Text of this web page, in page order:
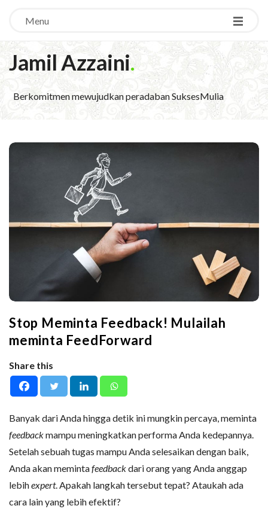
Menu
Jamil Azzaini.
Berkomitmen mewujudkan peradaban SuksesMulia
Stop Meminta Feedback! Mulailah
meminta FeedForward
Share this
Banyak dari Anda hingga detik ini mungkin percaya, meminta
feedbackmampu meningkatkan performa Anda kedepannya.
Setelah sebuah tugas mampu Anda selesaikan dengan baik,
Anda akan memintafeedbackdari orang yang Anda anggap
lebihexpert. Apakah langkah tersebut tepat? Ataukah ada
cara lain yang lebih efektif?